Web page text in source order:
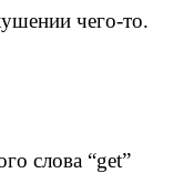
чего-то.
слова “get”